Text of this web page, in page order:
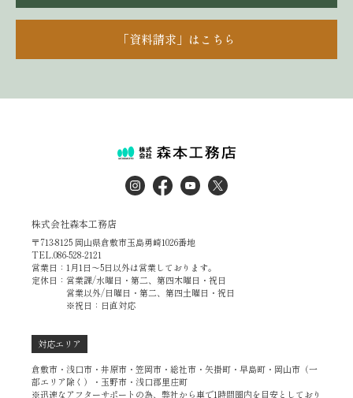
「資料請求」はこちら
株式会社森本工務店
〒713-8125 岡山県倉敷市玉島勇崎1026番地
TEL.086-528-2121
営業日：1月1日～5日以外は営業しております。
定休日：営業課/水曜日・第二、第四木曜日・祝日
営業以外/日曜日・第二、第四土曜日・祝日
※祝日：日直対応
対応エリア
倉敷市・浅口市・井原市・笠岡市・総社市・矢掛町・早島町・岡山市（一
部エリア除く）・玉野市・浅口郡里庄町
※迅速なアフターサポートの為、弊社から車で1時間圏内を目安としており